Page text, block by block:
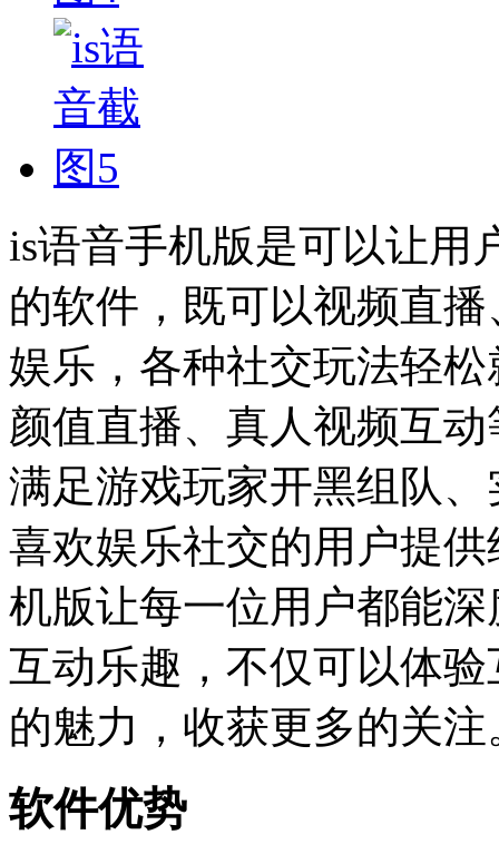
is语音手机版是可以让用
的软件，既可以视频直
娱乐，各种社交玩法轻
颜值直播、真人视频互
满足游戏玩家开黑组队
喜欢娱乐社交的用户提
机版让每一位用户都能
互动乐趣，不仅可以体
的魅力，收获更多的关注
软件优势